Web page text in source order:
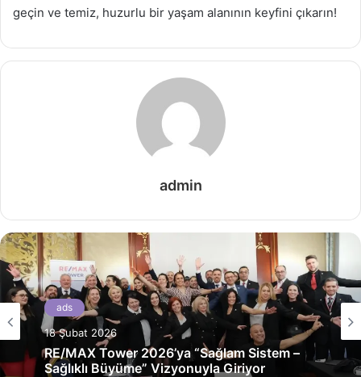
geçin ve temiz, huzurlu bir yaşam alanının keyfini çıkarın!
admin
ads
18 Şubat 2026
RE/MAX Tower 2026’ya “Sağlam Sistem –
Sağlıklı Büyüme” Vizyonuyla Giriyor